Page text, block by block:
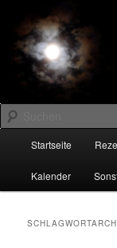
primären
Inhalt
springen
sekundären
Inhalt
springenDARK-
Suchen
Startseite
Kalender